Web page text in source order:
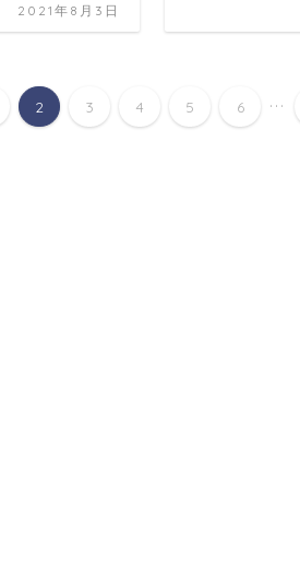
2021年8月3日
2 3 4 5 6 ...